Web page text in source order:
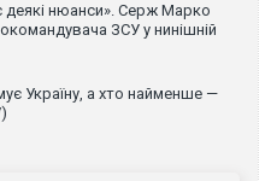
нюанси». Серж Марко
ЗСУ у нинішній
Україну, а хто найменше —